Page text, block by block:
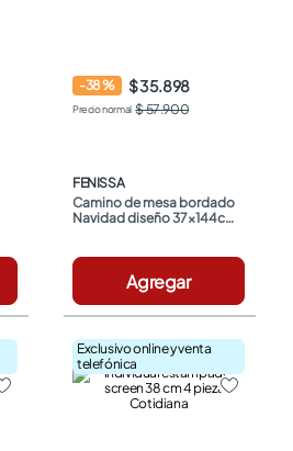
-38% $ 35.898
$ 57.900
FENISSA
Camino de mesa bordado
Navidad diseño 37x144cm
Agregar
Exclusivo online y venta
telefónica